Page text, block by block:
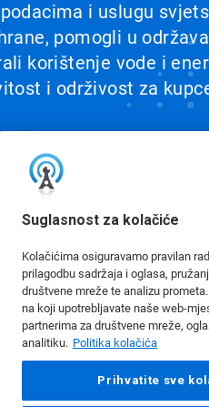
Suglasnost za kolačiće
Kolačićima osiguravamo pravilan
prilagodbu sadržaja i oglasa,
društvene mreže te analizu
na koji upotrebljavate naše web-
partnerima za društvene mreže,
analitiku. Politika kolačića
Prihvatite sve
i uslugu
pomogli u
korištenje vode i
i održivost za
kolačića